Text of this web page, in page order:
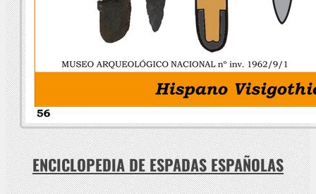
ENCICLOPEDIA DE ESPADAS ESPAÑOLAS